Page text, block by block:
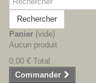
Rechercher
Panier (vide)
Aucun produit
0,00 € Total
Commander